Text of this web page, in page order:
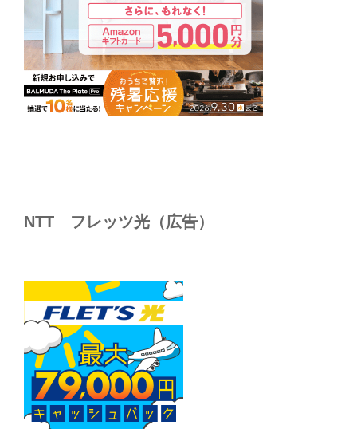
NTT フレッツ光（広告）